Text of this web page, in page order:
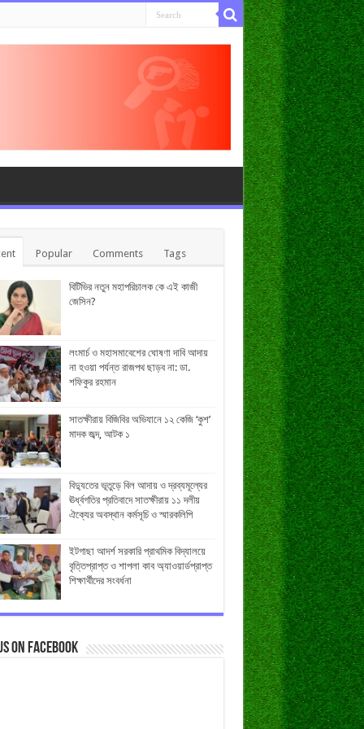
Popular Comments Tags
বিটিভির নতুন মহাপরিচালক কে এই কাজী
জেসিন?
লংমার্চ ও মহাসমাবেশের ঘোষণা দাবি আদায়
না হওয়া পর্যন্ত রাজপথ ছাড়ব না: ডা.
শফিকুর রহমান
সাতক্ষীরায় বিজিবির অভিযানে ১২ কেজি ‘কুশ’
মাদক জব্দ, আটক ১
বিদ্যুতের ভূতুড়ে বিল আদায় ও দ্রব্যমূল্যের
ঊর্ধ্বগতির প্রতিবাদে সাতক্ষীরায় ১১ দলীয়
ঐক্যের অবস্থান কর্মসূচি ও স্মারকলিপি
ইটগাছা আদর্শ সরকারি প্রাথমিক বিদ্যালয়ে
বৃত্তিপ্রাপ্ত ও শাপলা কাব অ্যাওয়ার্ডপ্রাপ্ত
শিক্ষার্থীদের সংবর্ধনা
on Facebook